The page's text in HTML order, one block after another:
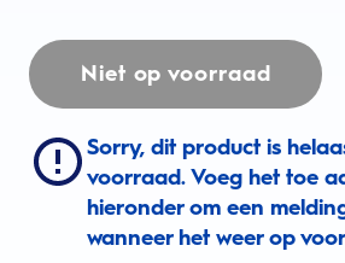
Niet op voorraad
Sorry, dit product is
voorraad. Voeg het toe
hieronder om een
wanneer het weer op